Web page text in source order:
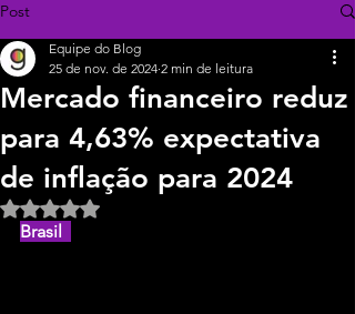
Post
Mercado financeiro reduz
para 4,63% expectativa
de inflação para 2024
Equipe do Blog
25 de nov. de 2024 2 min de leitura
Avaliado com NaN de 5 estrelas.
Brasil